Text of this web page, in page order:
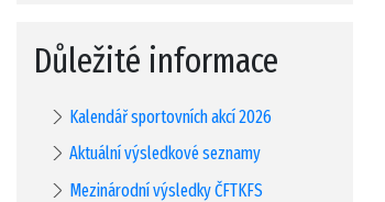
Důležité informace
Kalendář sportovních akcí 2026
Aktuální výsledkové seznamy
Mezinárodní výsledky ČFTKFS